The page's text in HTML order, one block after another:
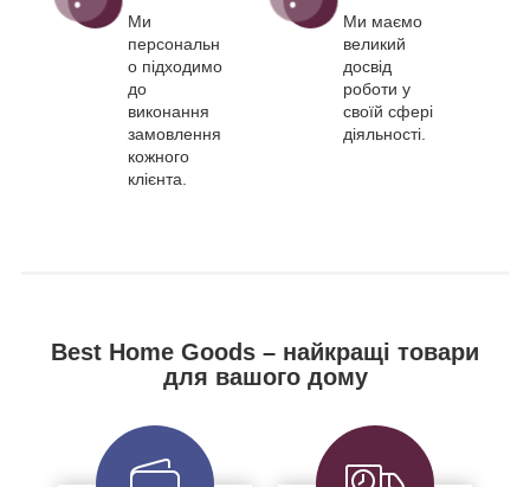
Ми
персональн
о підходимо
до
виконання
замовлення
кожного
клієнта.
Ми маємо
великий
досвід
роботи у
своїй сфері
діяльності.
Best Home Goods – найкращі товари
для вашого дому